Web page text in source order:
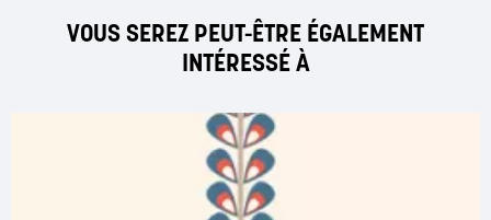
VOUS SEREZ PEUT-ÊTRE ÉGALEMENT
INTÉRESSÉ À